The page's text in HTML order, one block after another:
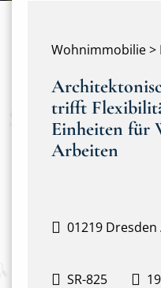
Wohnimmobilie
trifft
Einheiten für
Arbeiten
01219
SR-825